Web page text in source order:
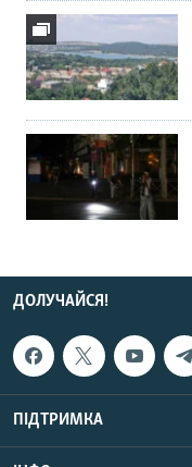
ДОЛУЧАЙСЯ!
ПІДТРИМКА